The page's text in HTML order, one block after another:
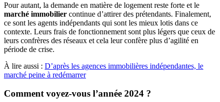
Pour autant, la demande en matière de logement reste forte et le
marché immobilier continue d’attirer des prétendants. Finalement,
ce sont les agents indépendants qui sont les mieux lotis dans ce
contexte. Leurs frais de fonctionnement sont plus légers que ceux de
leurs confrères des réseaux et cela leur confère plus d’agilité en
période de crise.
À lire aussi : D’après les agences immobilières indépendantes, le
marché peine à redémarrer
Comment voyez-vous l’année 2024 ?